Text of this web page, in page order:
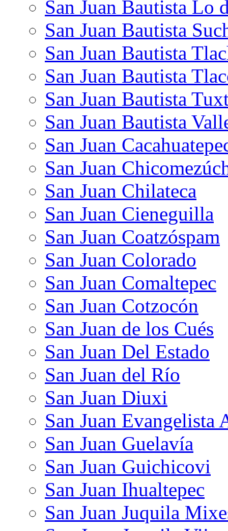
San Juan Bautista Lo
San Juan Bautista
San Juan Bautista
San Juan Bautista
San Juan Bautista
San Juan Bautista
San Juan
San Juan
San Juan Chilateca
San Juan Cieneguilla
San Juan Coatzóspam
San Juan Colorado
San Juan Comaltepec
San Juan Cotzocón
San Juan de los Cués
San Juan Del Estado
San Juan del Río
San Juan Diuxi
San Juan Evangelista
San Juan Guelavía
San Juan Guichicovi
San Juan Ihualtepec
San Juan Juquila